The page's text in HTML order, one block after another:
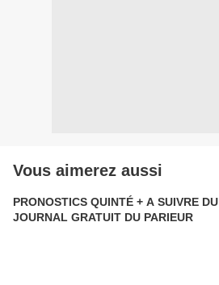
Vous aimerez aussi
PRONOSTICS QUINTÉ + A SUIVRE DU
JOURNAL GRATUIT DU PARIEUR